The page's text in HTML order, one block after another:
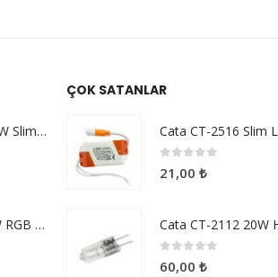
Cata CT-5169B 18W Slim Panel Beyaz
Cata CT-4058B 9W RGB Uzaktan Kumandalı Led Ampul Beyaz Işık
ÇOK SATANLAR
21,00 ₺
60,00 ₺